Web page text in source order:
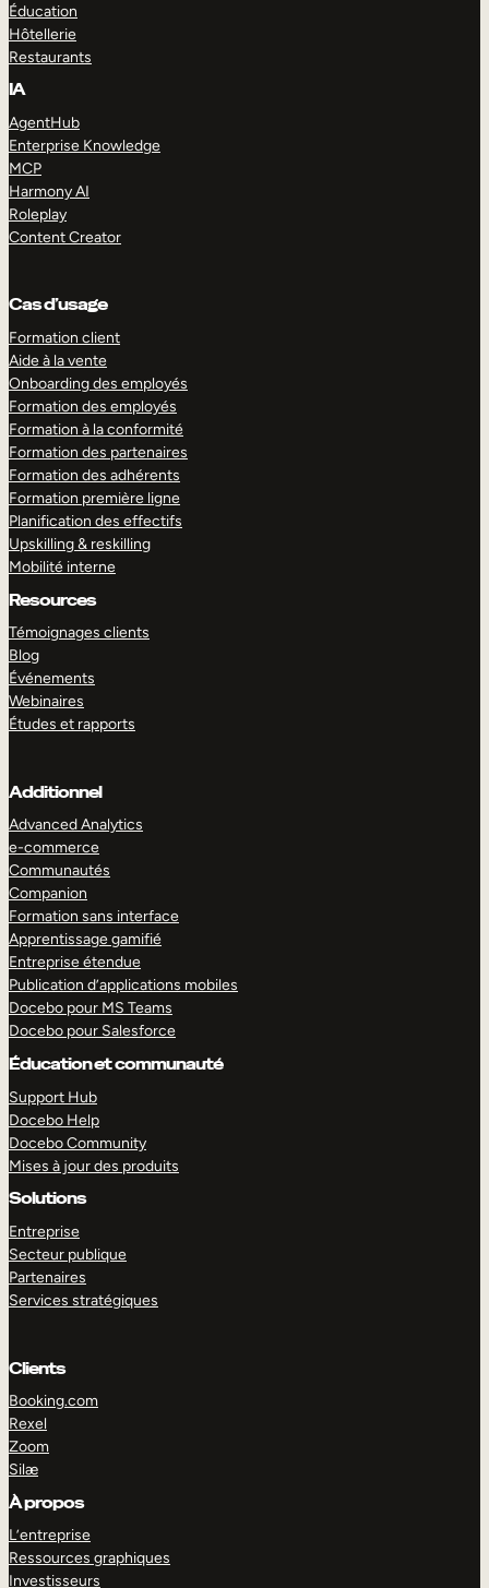
Éducation
Hôtellerie
Restaurants
IA
AgentHub
Enterprise Knowledge
MCP
Harmony AI
Roleplay
Content Creator
Cas d’usage
Formation client
Aide à la vente
Onboarding des employés
Formation des employés
Formation à la conformité
Formation des partenaires
Formation des adhérents
Formation première ligne
Planification des effectifs
Upskilling & reskilling
Mobilité interne
Resources
Témoignages clients
Blog
Événements
Webinaires
Études et rapports
Additionnel
Advanced Analytics
e-commerce
Communautés
Companion
Formation sans interface
Apprentissage gamifié
Entreprise étendue
Publication d’applications mobiles
Docebo pour MS Teams
Docebo pour Salesforce
Éducation et communauté
Support Hub
Docebo Help
Docebo Community
Mises à jour des produits
Solutions
Entreprise
Secteur publique
Partenaires
Services stratégiques
Clients
Booking.com
Rexel
Zoom
Silæ
À propos
L’entreprise
Ressources graphiques
Investisseurs